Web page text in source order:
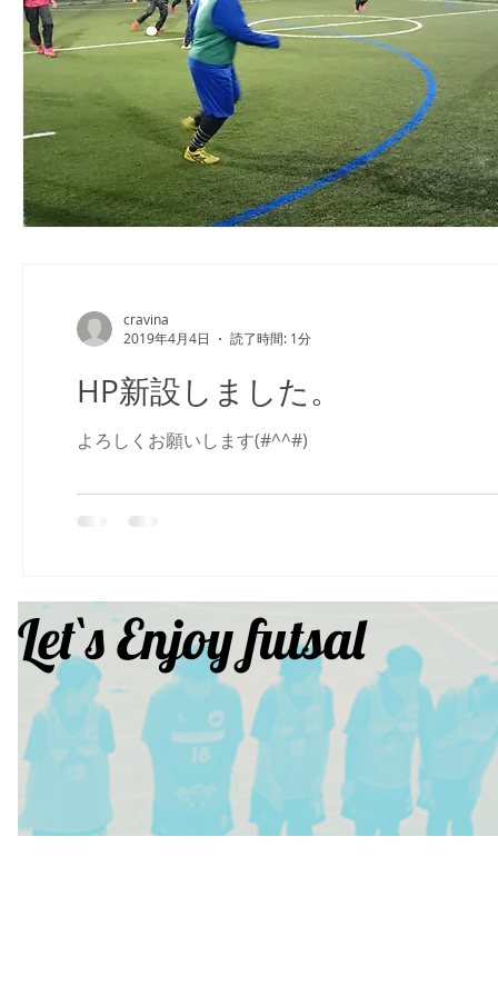
cravina
2019年4月4日
読了時間: 1分
HP新設しました。
よろしくお願いします(#^^#)
Let`s Enjoy futsal